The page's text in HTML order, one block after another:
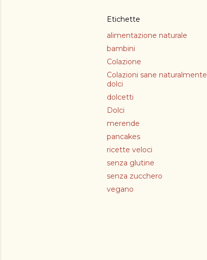
Etichette
alimentazione naturale
bambini
Colazione
Colazioni sane naturalmente
dolci
dolcetti
Dolci
merende
pancakes
ricette veloci
senza glutine
senza zucchero
vegano